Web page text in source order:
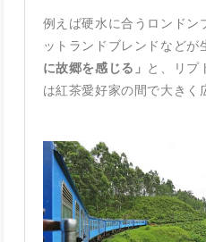
例えば硬水に合うロンドン
ットランドブレンドなどが
に故郷を感じる」 と、リプ
は紅茶愛好家の間で大きく